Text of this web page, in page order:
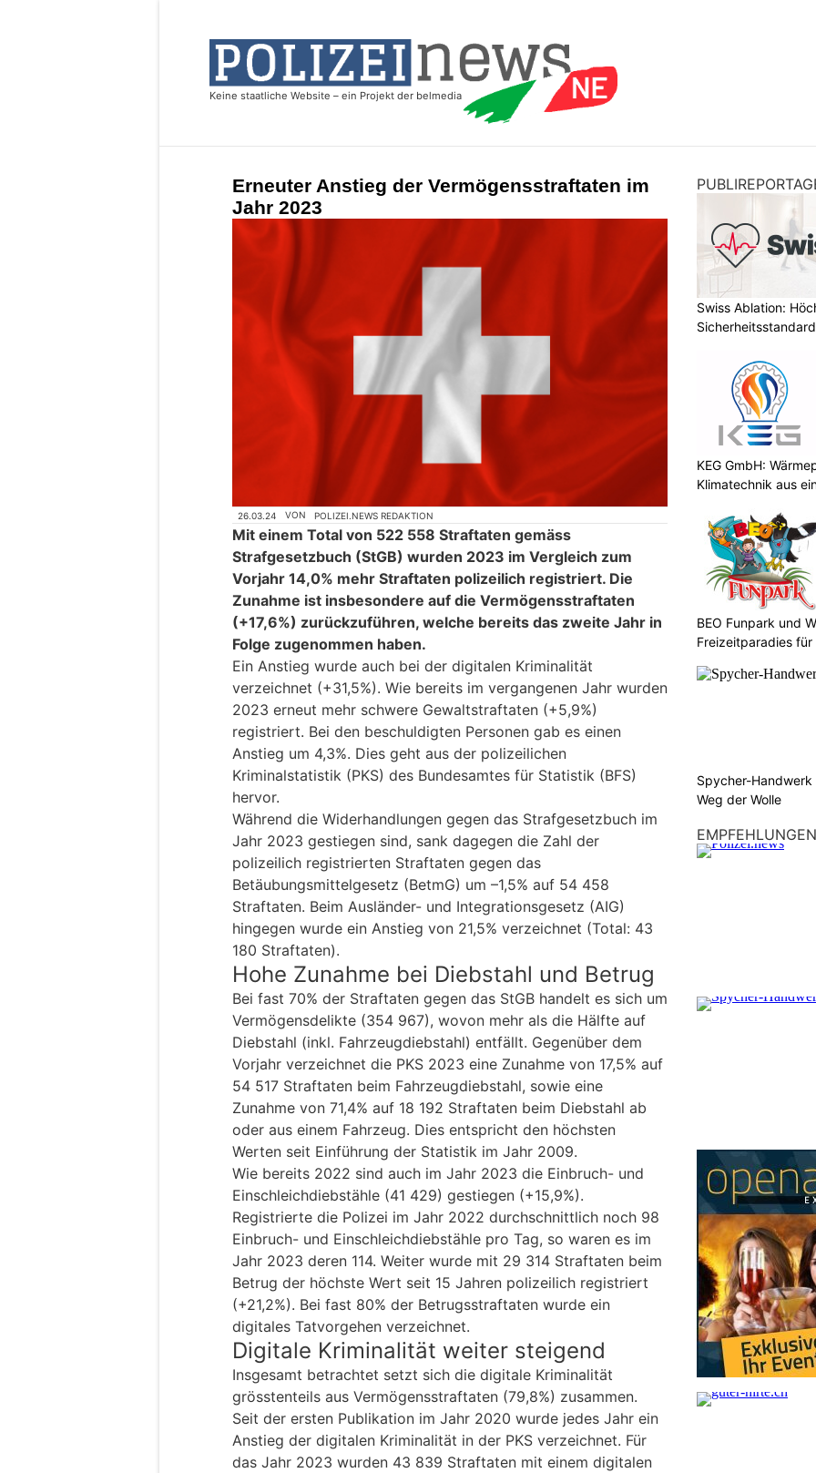
Erneuter Anstieg der Vermögensstraftaten im
Jahr 2023
26.03.24 VON POLIZEI.NEWS REDAKTION
Mit einem Total von 522 558 Straftaten gemäss
Strafgesetzbuch (StGB) wurden 2023 im Vergleich zum
Vorjahr 14,0% mehr Straftaten polizeilich registriert. Die
Zunahme ist insbesondere auf die Vermögensstraftaten
(+17,6%) zurückzuführen, welche bereits das zweite Jahr in
Folge zugenommen haben.
Ein Anstieg wurde auch bei der digitalen Kriminalität
verzeichnet (+31,5%). Wie bereits im vergangenen Jahr wurden
2023 erneut mehr schwere Gewaltstraftaten (+5,9%)
registriert. Bei den beschuldigten Personen gab es einen
Anstieg um 4,3%. Dies geht aus der polizeilichen
Kriminalstatistik (PKS) des Bundesamtes für Statistik (BFS)
hervor.
Während die Widerhandlungen gegen das Strafgesetzbuch im
Jahr 2023 gestiegen sind, sank dagegen die Zahl der
polizeilich registrierten Straftaten gegen das
Betäubungsmittelgesetz (BetmG) um –1,5% auf 54 458
Straftaten. Beim Ausländer- und Integrationsgesetz (AIG)
hingegen wurde ein Anstieg von 21,5% verzeichnet (Total: 43
180 Straftaten).
Hohe Zunahme bei Diebstahl und Betrug
Bei fast 70% der Straftaten gegen das StGB handelt es sich um
Vermögensdelikte (354 967), wovon mehr als die Hälfte auf
Diebstahl (inkl. Fahrzeugdiebstahl) entfällt. Gegenüber dem
Vorjahr verzeichnet die PKS 2023 eine Zunahme von 17,5% auf
54 517 Straftaten beim Fahrzeugdiebstahl, sowie eine
Zunahme von 71,4% auf 18 192 Straftaten beim Diebstahl ab
oder aus einem Fahrzeug. Dies entspricht den höchsten
Werten seit Einführung der Statistik im Jahr 2009.
Wie bereits 2022 sind auch im Jahr 2023 die Einbruch- und
Einschleichdiebstähle (41 429) gestiegen (+15,9%).
Registrierte die Polizei im Jahr 2022 durchschnittlich noch 98
Einbruch- und Einschleichdiebstähle pro Tag, so waren es im
Jahr 2023 deren 114. Weiter wurde mit 29 314 Straftaten beim
Betrug der höchste Wert seit 15 Jahren polizeilich registriert
(+21,2%). Bei fast 80% der Betrugsstraftaten wurde ein
digitales Tatvorgehen verzeichnet.
Digitale Kriminalität weiter steigend
Insgesamt betrachtet setzt sich die digitale Kriminalität
grösstenteils aus Vermögensstraftaten (79,8%) zusammen.
Seit der ersten Publikation im Jahr 2020 wurde jedes Jahr ein
Anstieg der digitalen Kriminalität in der PKS verzeichnet. Für
das Jahr 2023 wurden 43 839 Straftaten mit einem digitalen
Swiss Ablation:
KEG GmbH:
Klimatechnik aus
BEO Funpark und
Freizeitparadies für
Spycher-
Weg der Wolle
EMPFEHLUNGEN